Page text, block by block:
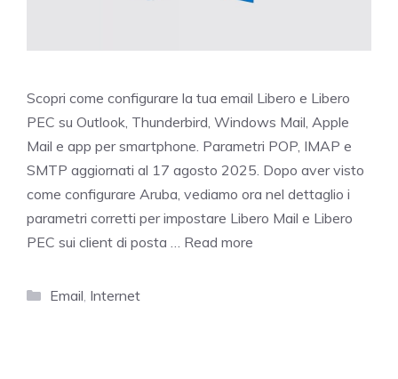
Scopri come configurare la tua email Libero e Libero
PEC su Outlook, Thunderbird, Windows Mail, Apple
Mail e app per smartphone. Parametri POP, IMAP e
SMTP aggiornati al 17 agosto 2025. Dopo aver visto
come configurare Aruba, vediamo ora nel dettaglio i
parametri corretti per impostare Libero Mail e Libero
PEC sui client di posta … Read more
Categories
Email, Internet